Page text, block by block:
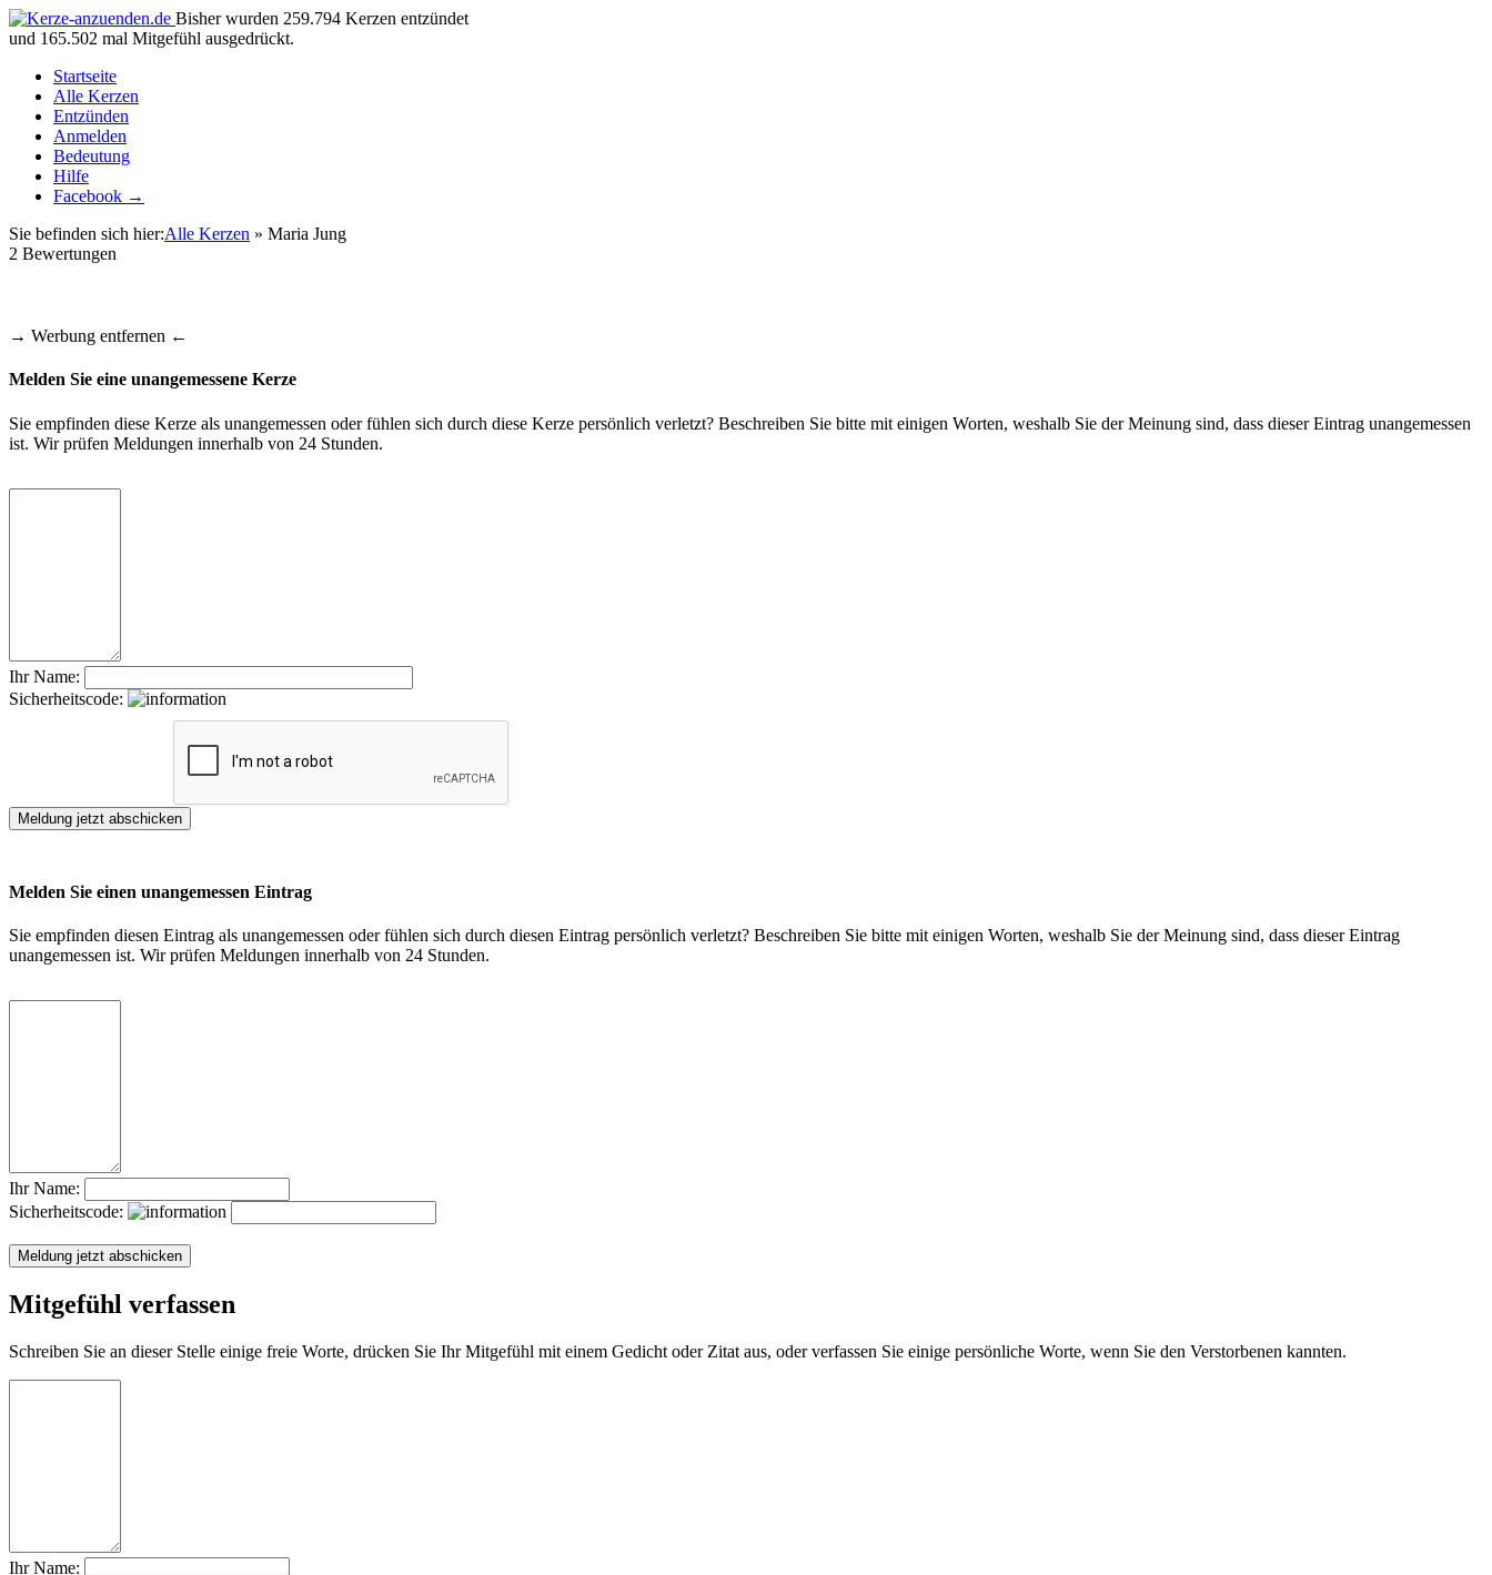
Bisher wurden 259.794 Kerzen entzündet
und 165.502 mal Mitgefühl ausgedrückt.
Startseite
Alle Kerzen
Entzünden
Anmelden
Bedeutung
Hilfe
Facebook →
Sie befinden sich hier:Alle Kerzen » Maria Jung
2 Bewertungen
→ Werbung entfernen ←
Melden Sie eine unangemessene Kerze
Sie empfinden diese Kerze als unangemessen oder fühlen sich durch diese Kerze persönlich verletzt? Beschreiben Sie bitte mit einigen Worten, weshalb Sie der Meinung sind, dass dieser Eintrag unangemessen
ist. Wir prüfen Meldungen innerhalb von 24 Stunden.
Ihr Name:
Sicherheitscode:
Melden Sie einen unangemessen Eintrag
Sie empfinden diesen Eintrag als unangemessen oder fühlen sich durch diesen Eintrag persönlich verletzt? Beschreiben Sie bitte mit einigen Worten, weshalb Sie der Meinung sind, dass dieser Eintrag
unangemessen ist. Wir prüfen Meldungen innerhalb von 24 Stunden.
Ihr Name:
Sicherheitscode:
Mitgefühl verfassen
Schreiben Sie an dieser Stelle einige freie Worte, drücken Sie Ihr Mitgefühl mit einem Gedicht oder Zitat aus, oder verfassen Sie einige persönliche Worte, wenn Sie den Verstorbenen kannten.
Ihr Name: